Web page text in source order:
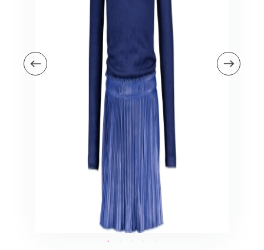
Veiligheid buiten de deur
Meer
Schommelstoelen en wipstoeltjes